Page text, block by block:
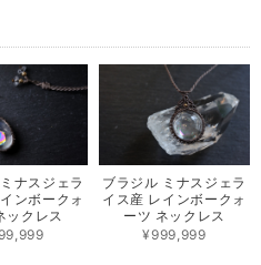
ナスジェラ
ンボークォ
ックレス
ブラジル ミナスジェラ
イス産 レインボークォ
ーツ ネックレス
¥999,999